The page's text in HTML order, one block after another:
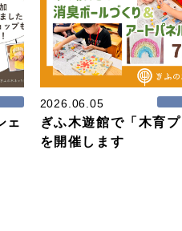
ェ
2026.06.05
ぎふ木遊館で「木育
を開催します